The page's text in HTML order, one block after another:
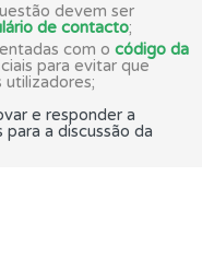
devem ser
de contacto;
com o código da
para evitar que
utilizadores;
e responder a
a discussão da